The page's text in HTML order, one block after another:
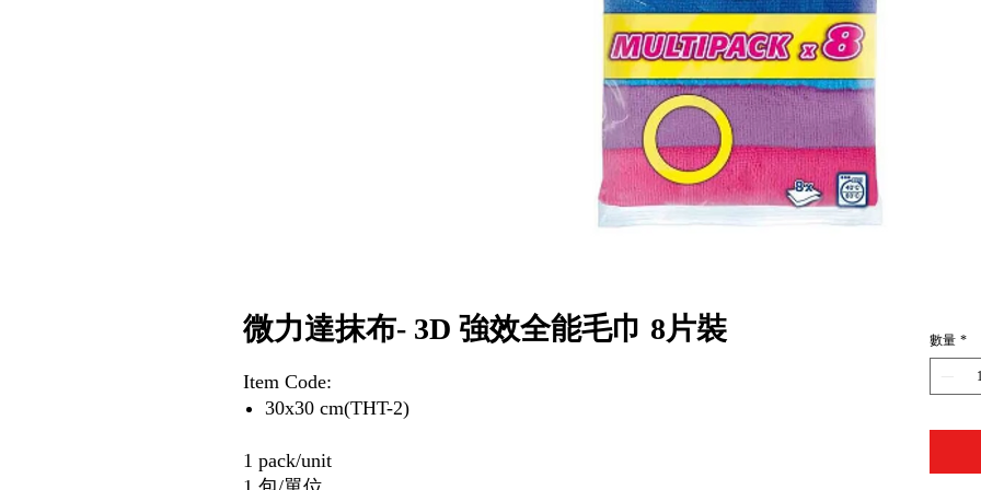
微力達抹布- 3D 強效全能毛巾 8片裝
Item Code:
30x30 cm(THT-2)
1 pack/unit
數量 *